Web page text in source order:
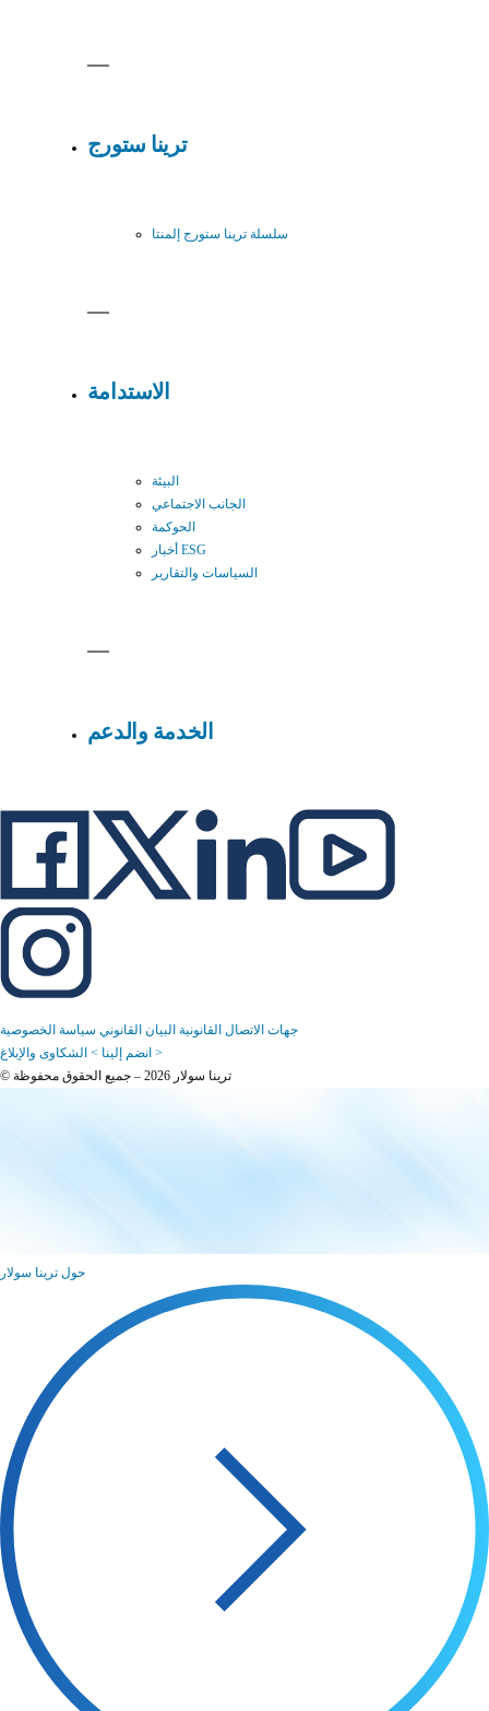
ترينا ستورج
سلسلة ترينا ستورج إلمنتا
الاستدامة
البيئة
الجانب الاجتماعي
الحوكمة
أخبار ESG
السياسات والتقارير
الخدمة والدعم
جهات الاتصال القانونية البيان القانوني سياسة الخصوصية
انضم إلينا > الشكاوى والإبلاغ >
© ترينا سولار 2026 – جميع الحقوق محفوظة
حول ترينا سولار